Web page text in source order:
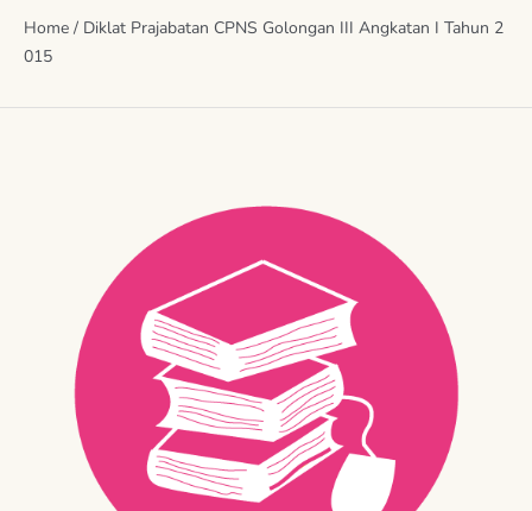
Home / Diklat Prajabatan CPNS Golongan III Angkatan I Tahun 2
015